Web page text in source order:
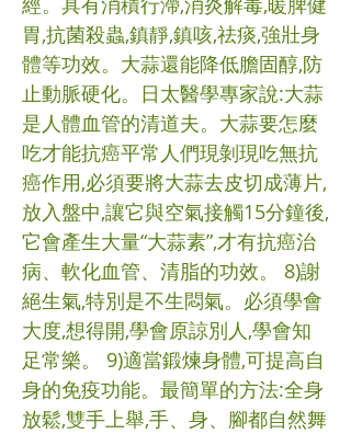
胃,抗菌殺蟲,鎮靜,鎮咳,祛痰,強壯身
體等功效。大蒜還能降低膽固醇,防
止動脈硬化。日太醫學專家說:大蒜
是人體血管的清道夫。大蒜要怎麼
吃才能抗癌平常人們現剝現吃無抗
癌作用,必須要將大蒜去皮切成薄片,
放入盤中,讓它與空氣接觸15分鐘後,
它會產生大量“大蒜素”,才有抗癌治
病、軟化血管、清脂的功效。 8)謝
絕生氣,特別是不生悶氣。必須學會
大度,想得開,學會原諒別人,學會知
足常樂。 9)適當鍛煉身體,可提高自
身的免疫功能。最簡單的方法:全身
放鬆,雙手上舉,手、身、腳都自然舞